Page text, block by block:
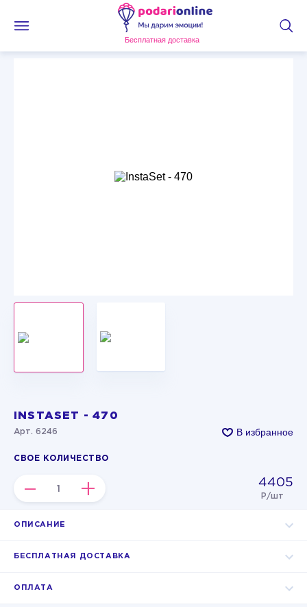
Бесплатная доставка
INSTASET - 470
Арт. 6246 В избранное
СВОЕ КОЛИЧЕСТВО
– + 4405
Р/шт
ОПИСАНИЕ
БЕСПЛАТНАЯ ДОСТАВКА
ОПЛАТА